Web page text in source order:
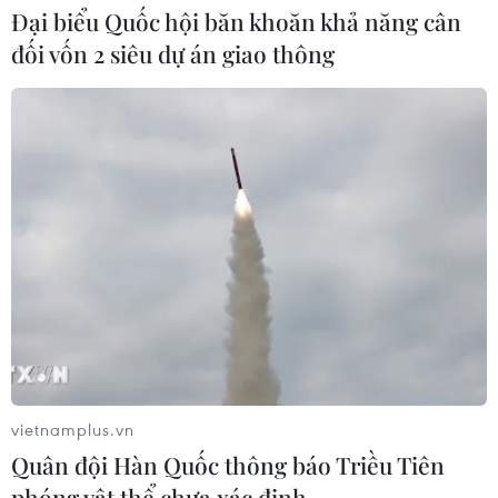
CƠ QUAN CHỦ QUẢN: THÔNG TẤN XÃ VIỆT NAM
Phó Tổng Biên tập: NGUYỄN THỊ TÁM, KHÚC THANH
Quy định sử dụng
Hỗ trợ
TTXVN
Dịch vụ tin
Quảng cáo
Liên hệ
Đại biểu Quốc hội băn khoăn khả năng cân
đối vốn 2 siêu dự án giao thông
vietnamplus.vn
Quân đội Hàn Quốc thông báo Triều Tiên